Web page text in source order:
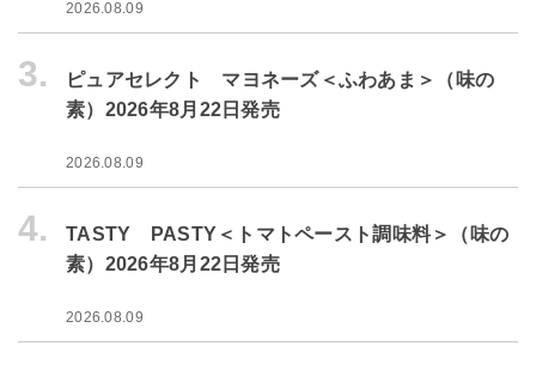
2026.08.09
3.
ピュアセレクト マヨネーズ＜ふわあま＞（味の
素）2026年8月22日発売
2026.08.09
4.
TASTY PASTY＜トマトペースト調味料＞（味の
素）2026年8月22日発売
2026.08.09